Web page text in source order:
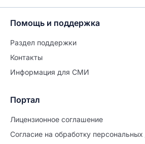
Помощь и поддержка
Раздел поддержки
Контакты
Информация для СМИ
Портал
Лицензионное соглашение
Согласие на обработĸу